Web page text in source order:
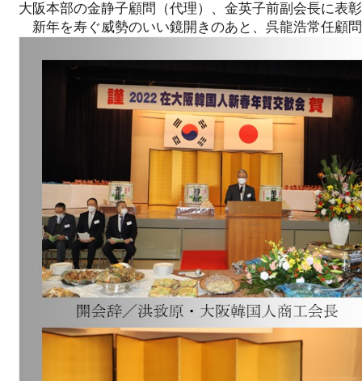
大阪本部の金静子顧問（代理）、金英子前副会長に表
新年を寿ぐ威勢のいい鏡開きのあと、呉龍浩常任顧